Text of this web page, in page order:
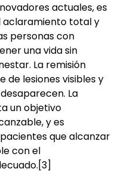
actuales, es
aclaramiento total y
personas con
una vida sin
La remisión
de lesiones visibles y
La
un objetivo
y es
que alcanzar
con el